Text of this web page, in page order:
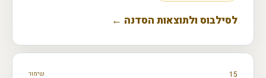
לסילבוס ולתוצאות הסדנה ←
15 שימור